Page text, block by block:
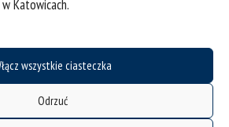
Katowicach.
wszystkie ciasteczka
Odrzuć